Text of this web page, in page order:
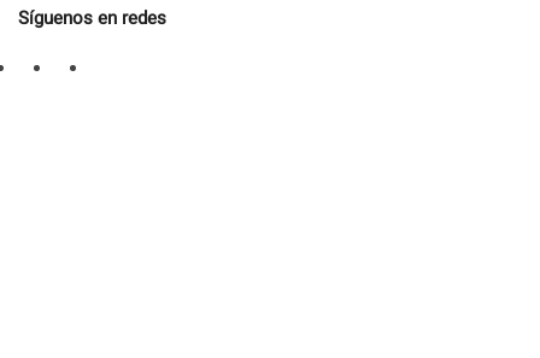
Síguenos en redes